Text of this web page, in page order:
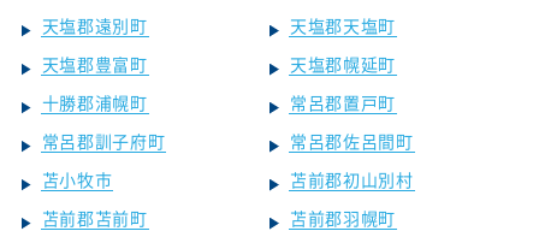
天塩郡遠別町
天塩郡天塩町
天塩郡豊富町
天塩郡幌延町
十勝郡浦幌町
常呂郡置戸町
常呂郡訓子府町
常呂郡佐呂間町
苫小牧市
苫前郡初山別村
苫前郡苫前町
苫前郡羽幌町